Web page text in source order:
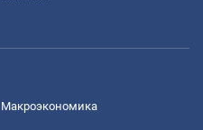
Mакроэкономика